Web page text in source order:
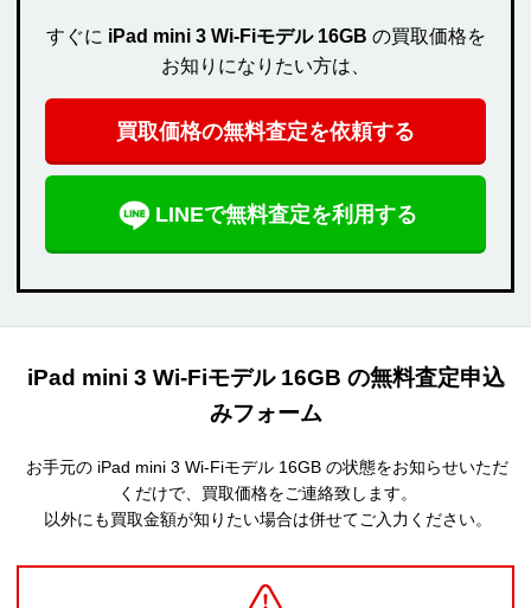
すぐに iPad mini 3 Wi-Fiモデル 16GB の買取価格を
お知りになりたい方は、
買取価格の無料査定を依頼する
LINEで無料査定を利用する
iPad mini 3 Wi-Fiモデル 16GB の無料査定申込
みフォーム
お手元の iPad mini 3 Wi-Fiモデル 16GB の状態をお知らせいただ
くだけで、買取価格をご連絡致します。
以外にも買取金額が知りたい場合は併せてご入力ください。